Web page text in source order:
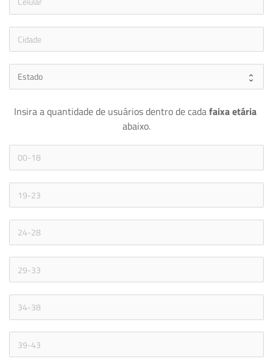
Insira a quantidade de usuários dentro de cada
abaixo.